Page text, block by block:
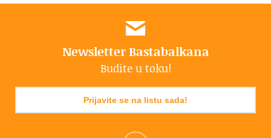
Newsletter Bastabalkana
Budite u toku!
Prijavite se na listu sada!